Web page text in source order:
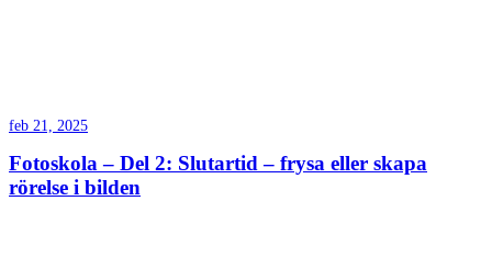
feb 21, 2025
Fotoskola – Del 2: Slutartid – frysa eller skapa
rörelse i bilden